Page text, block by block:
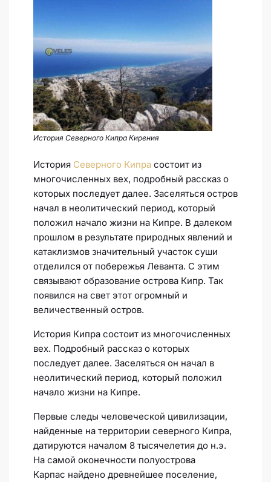
История Северного Кипра Кирения
История Северного Кипра состоит из
многочисленных вех, подробный рассказ о
которых последует далее. Заселяться остров
начал в неолитический период, который
положил начало жизни на Кипре. В далеком
прошлом в результате природных явлений и
катаклизмов значительный участок суши
отделился от побережья Леванта. С этим
связывают образование острова Кипр. Так
появился на свет этот огромный и
величественный остров.
История Кипра состоит из многочисленных
вех. Подробный рассказ о которых
последует далее. Заселяться он начал в
неолитический период, который положил
начало жизни на Кипре.
Первые следы человеческой цивилизации,
найденные на территории северного Кипра,
датируются началом 8 тысячелетия до н.э.
На самой оконечности полуострова
Карпас найдено древнейшее поселение,